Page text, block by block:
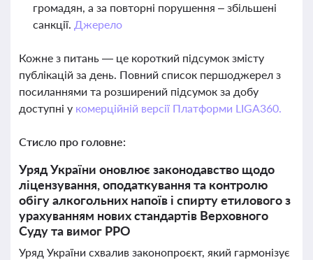
громадян, а за повторні порушення – збільшені
санкції. Джерело
Кожне з питань — це короткий підсумок змісту
публікацій за день. Повний список першоджерел з
посиланнями та розширений підсумок за добу
доступні у комерційній версії Платформи LIGA360.
Стисло про головне:
Уряд України оновлює законодавство щодо
ліцензування, оподаткування та контролю
обігу алкогольних напоїв і спирту етилового з
урахуванням нових стандартів Верховного
Суду та вимог РРО
Уряд України схвалив законопроєкт, який гармонізує